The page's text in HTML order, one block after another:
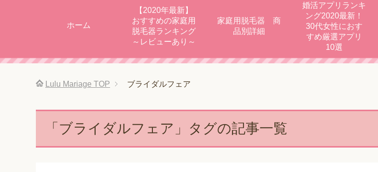
ホーム
【2020年最新】
おすすめの家庭用
脱毛器ランキング
～レビューあり～
家庭用脱毛器 商
品別詳細
婚活アプリランキ
ング2020最新！
30代女性におす
すめ厳選アプリ
10選
Lulu Mariage TOP ブライダルフェア
「ブライダルフェア」タグの記事一覧